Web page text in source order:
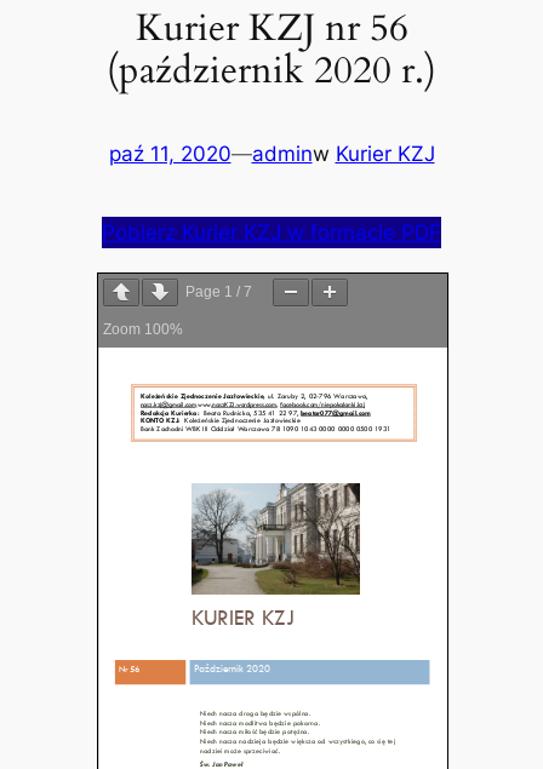
Kurier KZJ nr 56
(październik 2020 r.)
paź 11, 2020—adminw Kurier KZJ
Pobierz Kurier KZJ w formacie PDF
Page 1 / 7
Zoom 100%